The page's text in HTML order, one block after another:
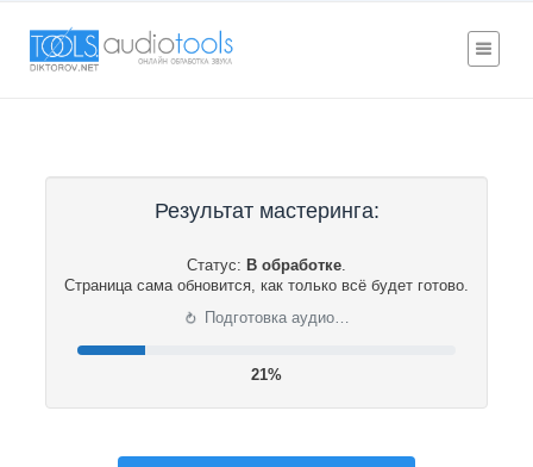
Результат мастеринга:
Статус: В обработке.
Страница сама обновится, как только всё будет готово.
⟳ Подготовка аудио…
21%